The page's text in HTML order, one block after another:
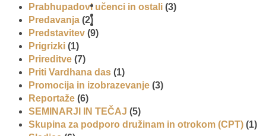
Prabhupadovi učenci in ostali (3)
Predavanja (2)
Predstavitev (9)
Prigrizki (1)
Prireditve (7)
Priti Vardhana das (1)
Promocija in izobrazevanje (3)
Reportaže (6)
SEMINARJI IN TEČAJ (5)
Skupina za podporo družinam in otrokom (CPT) (1)